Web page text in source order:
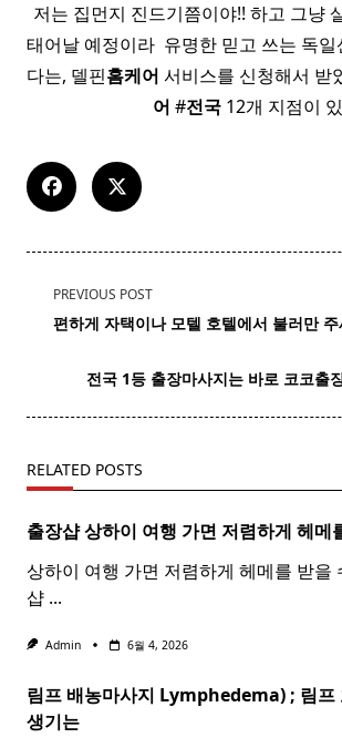
저는 집먼지 진드기쯤이야!! 하고 그냥
태어날 예정이라 ​ 유명한 믿고 쓰는 독
다는, 델핀홈케어 서비스를 신청해서 받
어 #전국 12개 지점이 있
<span
class="nav-
text">Page</span>
PREVIOUS POST
편하게 자택이나 모텔 호텔에서 불러만
전국 1등 출장마사지는 바로 코코출
RELATED POSTS
출장샵 상하이 여행 가면 저렴하게 헤메
상하이 여행 가면 저렴하게 헤메를 받을
샵 ...
Admin 6월 4, 2026
림프 배농마사지 Lymphedema) ; 림프
생기는